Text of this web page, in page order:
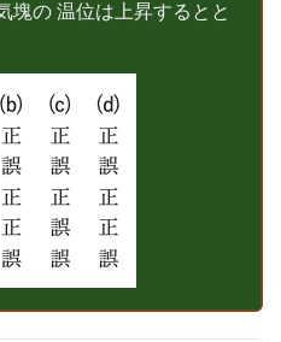
塊の 温位は上昇するとと